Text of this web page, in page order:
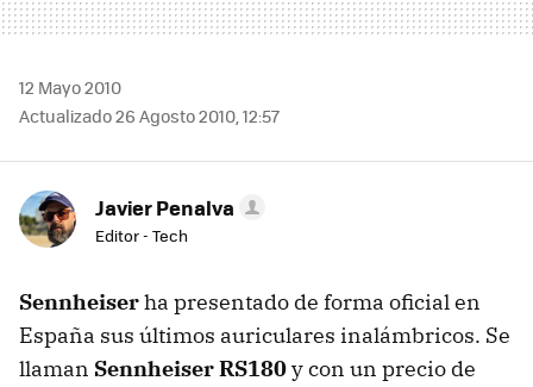
12 Mayo 2010
Actualizado 26 Agosto 2010, 12:57
Javier Penalva
Editor - Tech
Sennheiserha presentado de forma oficial en
España sus últimos auriculares inalámbricos. Se
llaman Sennheiser RS180y con un precio de